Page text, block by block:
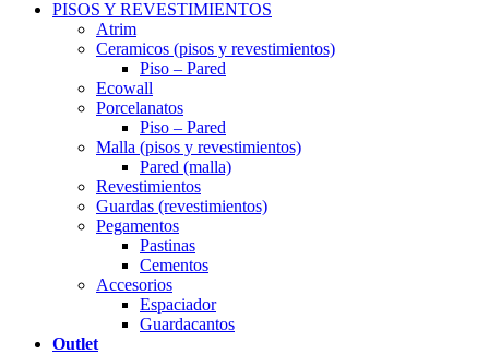
PISOS Y REVESTIMIENTOS
Atrim
Ceramicos (pisos y revestimientos)
Piso – Pared
Ecowall
Porcelanatos
Piso – Pared
Malla (pisos y revestimientos)
Pared (malla)
Revestimientos
Guardas (revestimientos)
Pegamentos
Pastinas
Cementos
Accesorios
Espaciador
Guardacantos
Outlet